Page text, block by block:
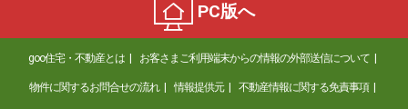
PC版へ
goo住宅・不動産とは お客さまご利用端末からの情報の外部送信について
物件に関するお問合せの流れ 情報提供元 不動産情報に関する免責事項